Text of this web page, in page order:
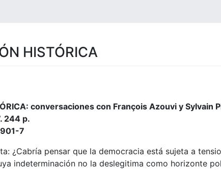
HISTÓRICA
conversaciones con François Azouvi y Sylvain
244 p.
7
¿Cabría pensar que la democracia está sujeta a
indeterminación no la deslegitima como horizonte